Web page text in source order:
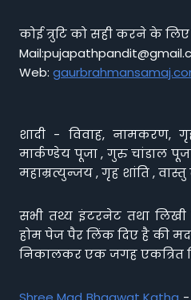
कोई त्रुटि को सही करने के
Web:
शादी - विवाह, नामकरण,
मार्कण्डेय पूजा , गुरु चांडाल
महाम्रत्युन्जय , गृह शांति , वास्तु
सभी तथ्य इंटरनेट तथा लिखी
होम पेज पैर लिंक दिए है की
निकालकर एक जगह एकत्रित